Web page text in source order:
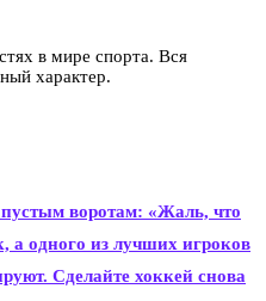
в мире спорта. Вся
характер.
воротам: «Жаль, что
а одного из лучших игроков
Сделайте хоккей снова